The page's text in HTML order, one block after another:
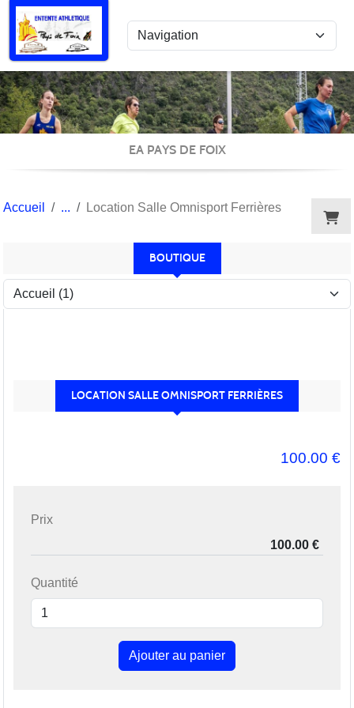
EA PAYS DE FOIX
Accueil Location Salle Omnisport Ferrières
BOUTIQUE
LOCATION SALLE OMNISPORT FERRIÈRES
100.00 €
Prix
Quantité
Ajouter au panier
Panneau de gestion des cookies